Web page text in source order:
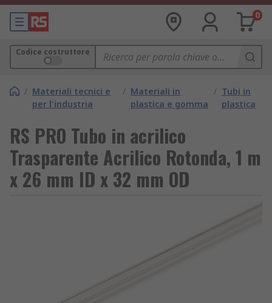
0
Codice costruttore
/ Materiali tecnici e
per l'industria
/ Materiali in
plastica e gomma
/ Tubi in
plastica
RS PRO Tubo in acrilico
Trasparente Acrilico Rotonda, 1 m
x 26 mm ID x 32 mm OD